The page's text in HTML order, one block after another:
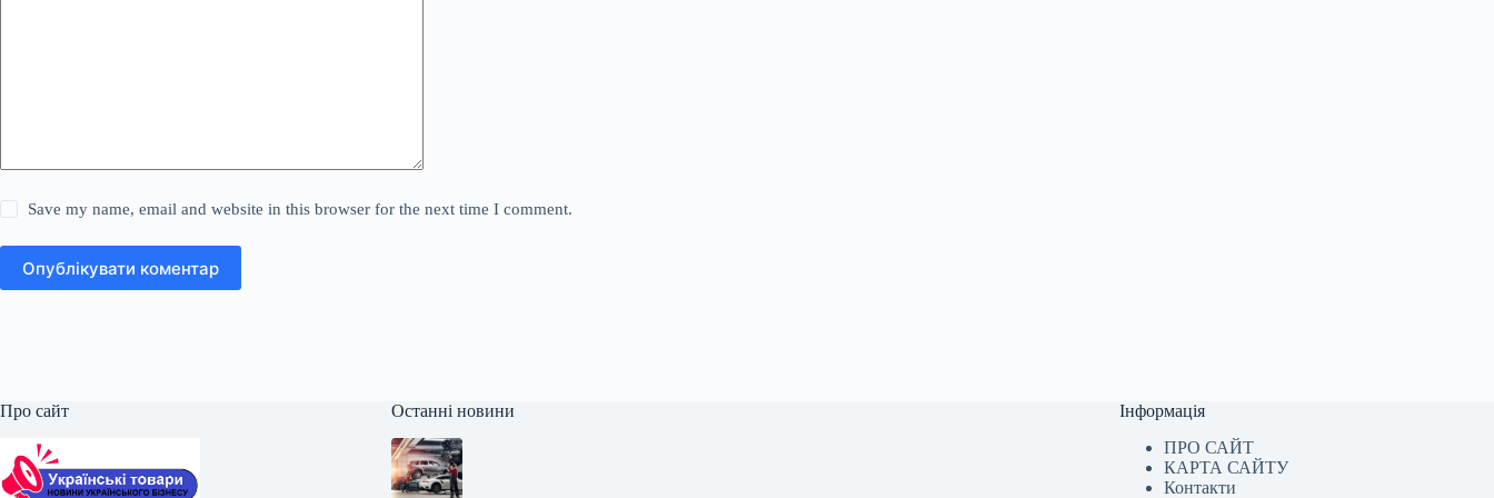
Save my name, email and website in this browser for the next time I comment.
Опублікувати коментар
Про сайт Останні новини
Інформація
ПРО САЙТ
КАРТА САЙТУ
Контакти